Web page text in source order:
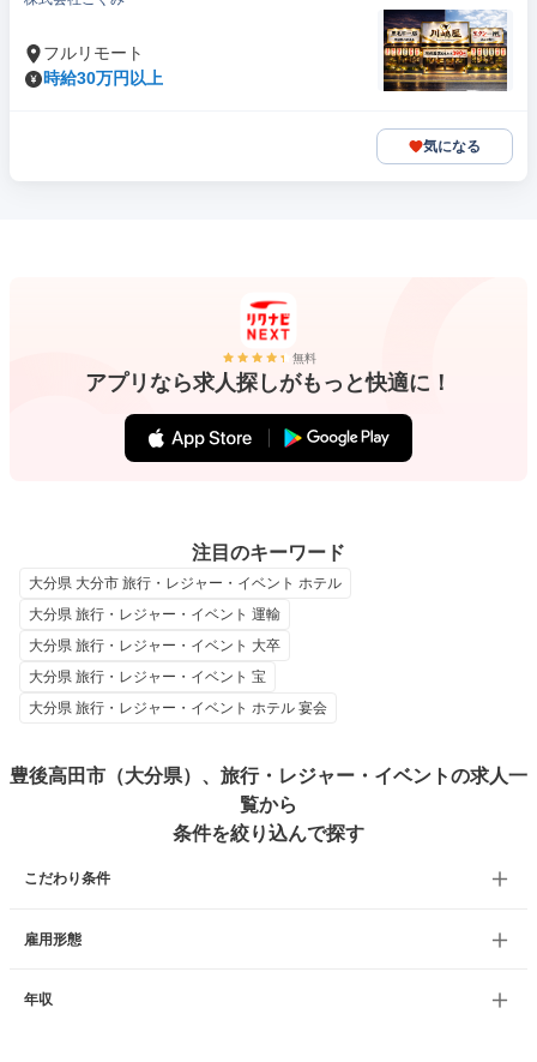
フルリモート
時給30万円以上
気になる
無料
アプリなら求人探しがもっと快適に！
注目のキーワード
大分県 大分市 旅行・レジャー・イベント ホテル
大分県 旅行・レジャー・イベント 運輸
大分県 旅行・レジャー・イベント 大卒
大分県 旅行・レジャー・イベント 宝
大分県 旅行・レジャー・イベント ホテル 宴会
豊後高田市（大分県）、旅行・レジャー・イベントの求人一
覧から
条件を絞り込んで探す
こだわり条件
雇用形態
年収